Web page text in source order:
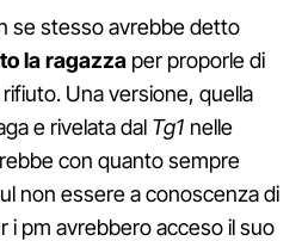
se stesso avrebbe detto
la ragazza per proporle di
Una versione, quella
e rivelata dal Tg1 nelle
con quanto sempre
non essere a conoscenza di
i pm avrebbero acceso il suo